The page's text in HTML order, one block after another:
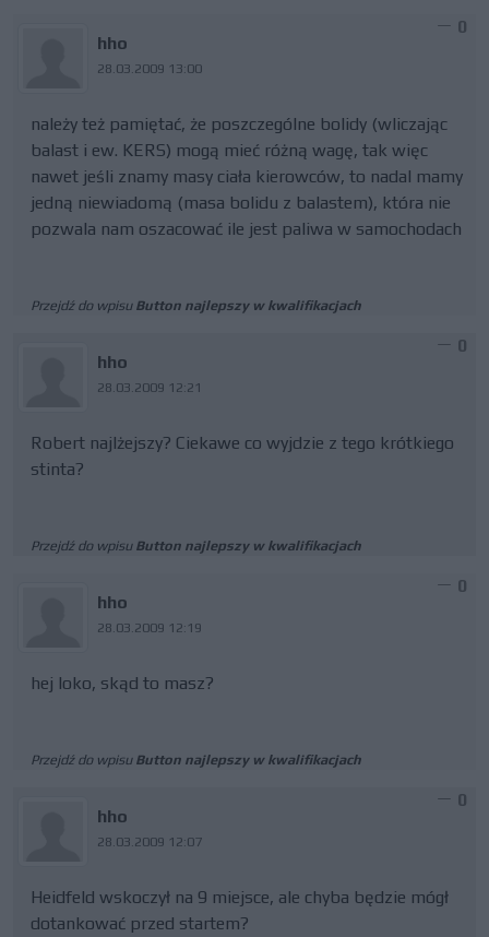
hho
28.03.2009 13:00
0
należy też pamiętać, że poszczególne bolidy (wliczając
balast i ew. KERS) mogą mieć różną wagę, tak więc
nawet jeśli znamy masy ciała kierowców, to nadal mamy
jedną niewiadomą (masa bolidu z balastem), która nie
pozwala nam oszacować ile jest paliwa w samochodach
Przejdź do wpisu Button najlepszy w kwalifikacjach
hho
28.03.2009 12:21
0
Robert najlżejszy? Ciekawe co wyjdzie z tego krótkiego
stinta?
Przejdź do wpisu Button najlepszy w kwalifikacjach
hho
28.03.2009 12:19
0
hej loko, skąd to masz?
Przejdź do wpisu Button najlepszy w kwalifikacjach
hho
28.03.2009 12:07
0
Heidfeld wskoczył na 9 miejsce, ale chyba będzie mógł
dotankować przed startem?